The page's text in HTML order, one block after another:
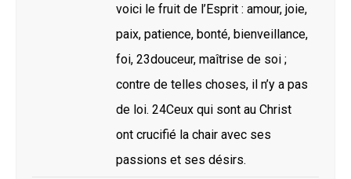
voici le fruit de l’Esprit : amour, joie,
paix, patience, bonté, bienveillance,
foi, 23douceur, maîtrise de soi ;
contre de telles choses, il n’y a pas
de loi. 24Ceux qui sont au Christ
ont crucifié la chair avec ses
passions et ses désirs.